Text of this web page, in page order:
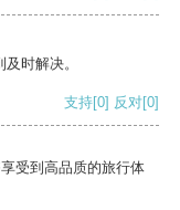
时解决。
支持[0] 反对[0]
受到高品质的旅行体